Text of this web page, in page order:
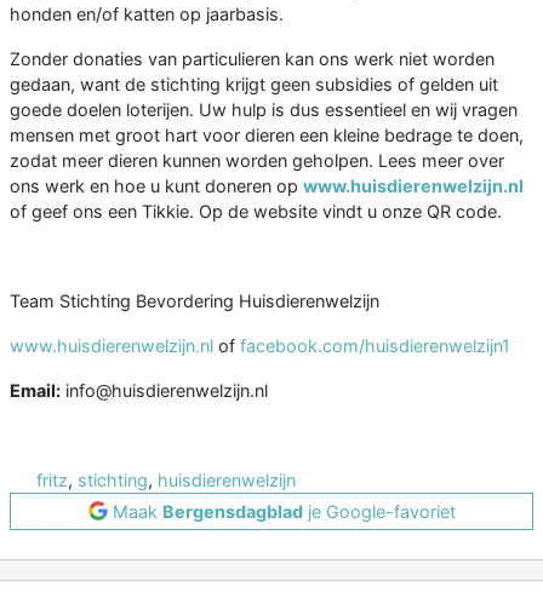
honden en/of katten op jaarbasis.
Zonder donaties van particulieren kan ons werk niet worden
gedaan, want de stichting krijgt geen subsidies of gelden uit
goede doelen loterijen. Uw hulp is dus essentieel en wij vragen
mensen met groot hart voor dieren een kleine bedrage te doen,
zodat meer dieren kunnen worden geholpen. Lees meer over
ons werk en hoe u kunt doneren op www.huisdierenwelzijn.nl
of geef ons een Tikkie. Op de website vindt u onze QR code.
Team Stichting Bevordering Huisdierenwelzijn
www.huisdierenwelzijn.nl of facebook.com/huisdierenwelzijn1
Email: info@huisdierenwelzijn.nl
fritz, stichting, huisdierenwelzijn
Maak Bergensdagbladje Google-favoriet